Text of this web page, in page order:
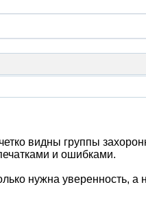
видны группы
и ошибками.
нужна уверенность, а